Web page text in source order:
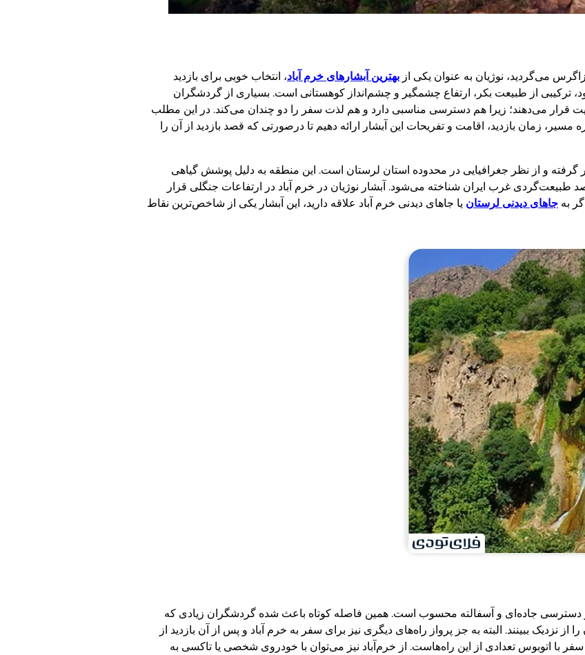
می‌گردید، نوژیان به عنوان یکی از بهترین آبشارهای خرم آباد، انتخاب خوبی برای بازدید
ترکیبی از طبیعت بکر، ارتفاع چشمگیر و چشم‌انداز کوهستانی است. بسیاری از گردشگران
قرار می‌دهند؛ زیرا هم دسترسی مناسبی دارد و هم لذت سفر را دو چندان می‌کند. در این مطلب
زمان بازدید، اقامت و تفریحات این آبشار ارائه دهیم تا درصورتی که قصد بازدید از آن را
و از نظر جغرافیایی در محدوده استان لرستان است. این منطقه به دلیل پوشش گیاهی
غرب ایران شناخته می‌شود. آبشار نوژیان در خرم آباد در ارتفاعات جنگلی قرار
به جاهای دیدنی لرستان یا جاهای دیدنی خرم آباد علاقه دارید، این آبشار یکی از شاخص‌ترین نقاط
نزدیک ببینند. البته به جز پرواز راه‌های دیگری نیز برای سفر به خرم آباد و پس از آن بازدید از
با اتوبوس تعدادی از این راه‌هاست. از خرم‌آباد نیز می‌توان با خودروی شخصی یا تاکسی به